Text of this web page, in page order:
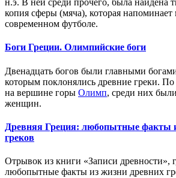
н.э. В ней среди прочего, была найдена
копия сферы (мяча), которая напоминает
современном футболе.
Боги Греции. Олимпийские боги
Двенадцать богов были главными
которым поклонялись древние греки.
на вершине горы Олимп, среди них
женщин.
Древняя Греция: любопытные факты
греков
Отрывок из книги «Записи древности»,
любопытные факты из жизни древних